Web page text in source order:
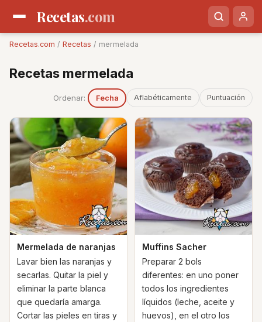
Recetas.com
Recetas.com / Recetas / mermelada
Recetas mermelada
Ordenar: Fecha Aflabéticamente Puntuación
Mermelada de naranjas
Lavar bien las naranjas y
secarlas. Quitar la piel y
eliminar la parte blanca
que quedaría amarga.
Cortar las pieles en tiras y
Muffins Sacher
Preparar 2 bols
diferentes: en uno poner
todos los ingredientes
líquidos (leche, aceite y
huevos), en el otro los